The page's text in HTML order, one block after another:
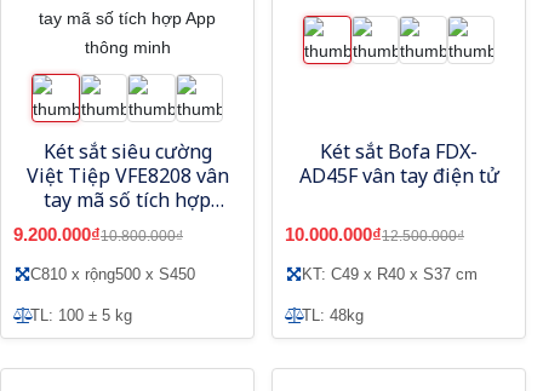
Két sắt siêu cường
Việt Tiệp VFE8208 vân
tay mã số tích hợp
App thông minh
9.200.000₫10.800.000₫
C810 x rộng500 x S450
TL: 100 ± 5 kg
Két sắt Bofa FDX-
AD45F vân tay điện tử
10.000.000₫12.500.000₫
KT: C49 x R40 x S37 cm
TL: 48kg